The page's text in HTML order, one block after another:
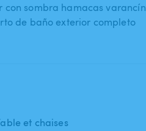
sombra hamacas varancín
de baño exterior completo
et chaises